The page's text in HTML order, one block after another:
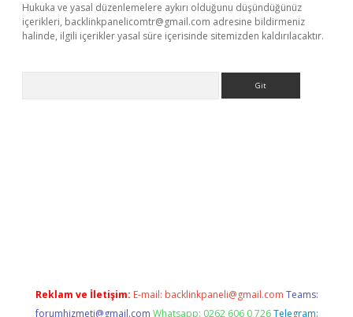
Hukuka ve yasal düzenlemelere aykırı olduğunu düşündüğünüz
içerikleri, backlinkpanelicomtr@gmail.com adresine bildirmeniz
halinde, ilgili içerikler yasal süre içerisinde sitemizden kaldırılacaktır.
Reklam ve İletişim: E-mail: backlinkpaneli@gmail.com Teams:
forumhizmeti@gmail.com Whatsapp: 0262 606 0 726 Telegram: